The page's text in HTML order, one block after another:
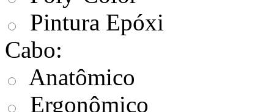
Pintura Epóxi
Cabo:
Anatômico
Ergonômico